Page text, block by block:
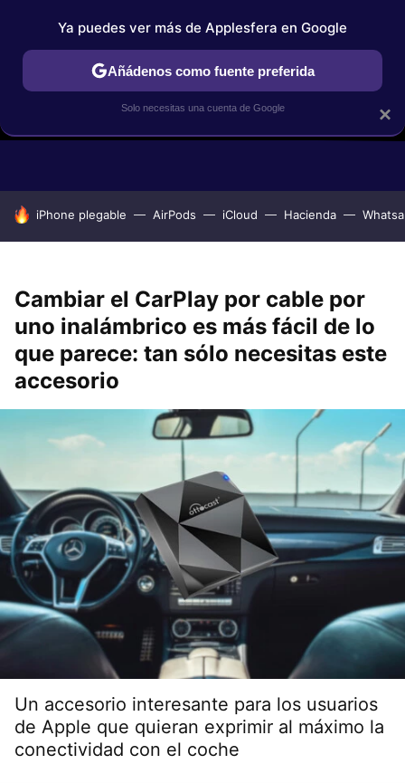
GUÍAS DE COMPRA COMPARATIVAS APPLE VS OTROS
HOY SE HABLA DE
iPhone plegable AirPods iCloud Hacienda
Cambiar el CarPlay por cable por
uno inalámbrico es más fácil de lo
que parece: tan sólo necesitas este
accesorio
Un accesorio interesante para los usuarios
de Apple que quieran exprimir al máximo la
conectividad con el coche
×
Ya puedes ver más de Applesfera en Google
Añádenos como fuente preferida
Solo necesitas una cuenta de Google